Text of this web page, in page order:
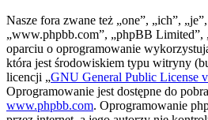
Nasze fora zwane też „one”, „ich”,
„www.phpbb.com”, „phpBB Limited”,
oparciu o oprogramowanie
która jest środowiskiem typu witryny
licencji „GNU General Public License
Oprogramowanie jest dostępne do
www.phpbb.com. Oprogramowanie